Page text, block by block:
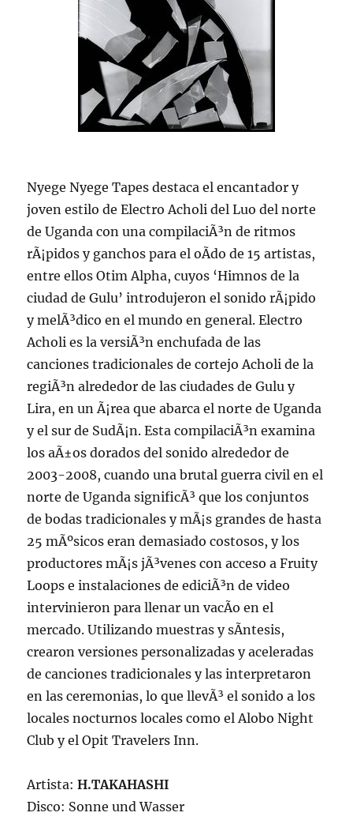
Nyege Nyege Tapes destaca el encantador y
joven estilo de Electro Acholi del Luo del norte
de Uganda con una compilaciÃ³n de ritmos
rÃ¡pidos y ganchos para el oÃ­do de 15 artistas,
entre ellos Otim Alpha, cuyos ‘Himnos de la
ciudad de Gulu’ introdujeron el sonido rÃ¡pido
y melÃ³dico en el mundo en general. Electro
Acholi es la versiÃ³n enchufada de las
canciones tradicionales de cortejo Acholi de la
regiÃ³n alrededor de las ciudades de Gulu y
Lira, en un Ã¡rea que abarca el norte de Uganda
y el sur de SudÃ¡n. Esta compilaciÃ³n examina
los aÃ±os dorados del sonido alrededor de
2003-2008, cuando una brutal guerra civil en el
norte de Uganda significÃ³ que los conjuntos
de bodas tradicionales y mÃ¡s grandes de hasta
25 mÃºsicos eran demasiado costosos, y los
productores mÃ¡s jÃ³venes con acceso a Fruity
Loops e instalaciones de ediciÃ³n de video
intervinieron para llenar un vacÃ­o en el
mercado. Utilizando muestras y sÃ­ntesis,
crearon versiones personalizadas y aceleradas
de canciones tradicionales y las interpretaron
en las ceremonias, lo que llevÃ³ el sonido a los
locales nocturnos locales como el Alobo Night
Club y el Opit Travelers Inn.
Artista:H.TAKAHASHI
Disco: Sonne und Wasser